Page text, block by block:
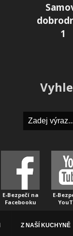
1
E-Bezpečí na
Facebooku
E-
Z NAŠÍ KUCHYNĚ